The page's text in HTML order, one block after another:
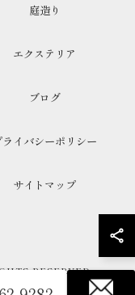
庭造り
エクステリア
ブログ
ライバシーポリシー
サイトマップ
RESERVED.